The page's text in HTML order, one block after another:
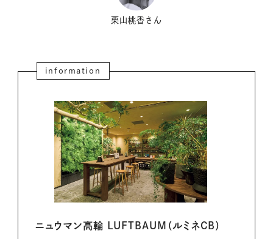
栗山桃香さん
information
ニュウマン高輪 LUFTBAUM（ルミネCB）